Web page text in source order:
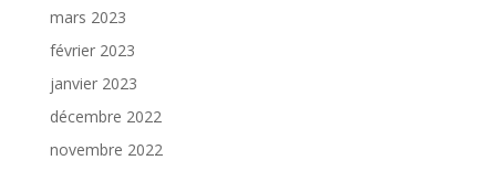
mars 2023
février 2023
janvier 2023
décembre 2022
novembre 2022